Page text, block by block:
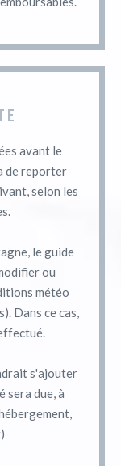
avant le
de reporter
selon les
le guide
ou
météo
Dans ce cas,
s'ajouter
sera due, à